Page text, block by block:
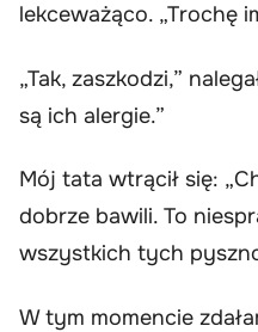
lekceważąco. „Trochę
„Tak, zaszkodzi,”
są ich alergie.”
Mój tata wtrącił się:
dobrze bawili. To
wszystkich tych
W tym momencie